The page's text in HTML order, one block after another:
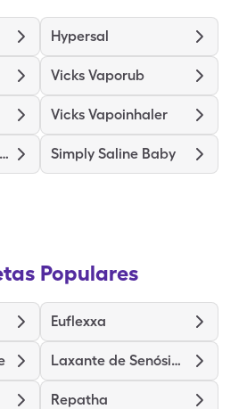
Hypersal
Vicks Vaporub
Vicks Vapoinhaler
Goodsense Chest Rub Medicated Simply Saline Baby
Populares
Euflexxa
Laxante de Senósidos
Repatha